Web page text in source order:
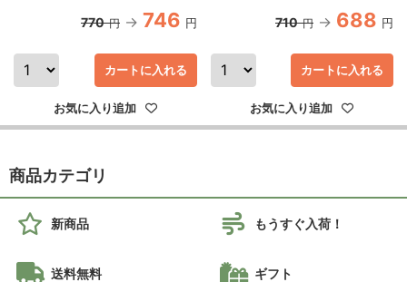
770 円 746 円
お気に入り追加
カートに入れる
710 円 688 円
お気に入り追加
カートに入れる
商品カテゴリ
新商品 もうすぐ入荷！
送料無料 ギフト